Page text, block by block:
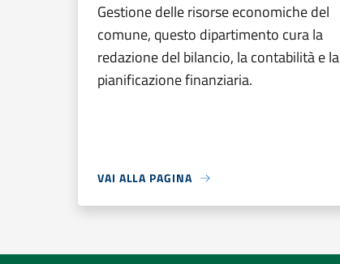
Gestione delle risorse economiche del
comune, questo dipartimento cura la
redazione del bilancio, la contabilità e la
pianificazione finanziaria.
VAI ALLA PAGINA